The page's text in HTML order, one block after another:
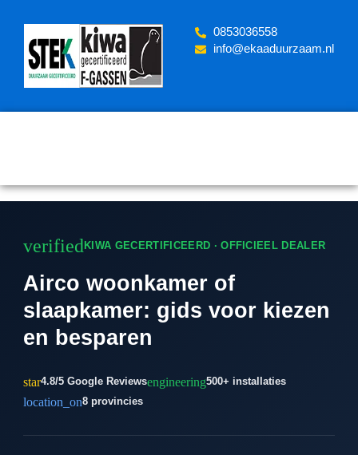
content
‪0853036558
info@ekaaduurzaam.nl
verified KIWA GECERTIFICEERD · OFFICIEEL DEALER
Airco woonkamer of
slaapkamer: gids voor kiezen
en besparen
star4.8/5 Google Reviewsengineering500+ installaties
location_on8 provincies